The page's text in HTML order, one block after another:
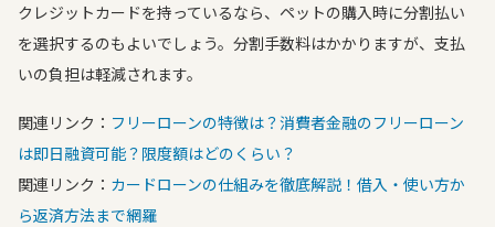
クレジットカードを持っているなら、ペットの購入時に分割払い
を選択するのもよいでしょう。分割手数料はかかりますが、支払
いの負担は軽減されます。
関連リンク： フリーローンの特徴は？消費者金融のフリーローン
は即日融資可能？限度額はどのくらい？
関連リンク： カードローンの仕組みを徹底解説！借入・使い方か
ら返済方法まで網羅